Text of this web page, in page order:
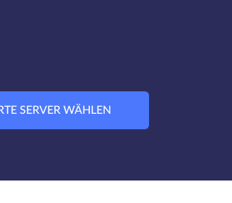
SERVER WÄHLEN